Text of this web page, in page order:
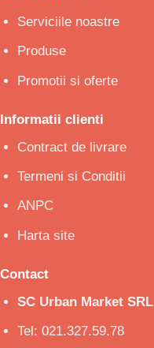
Serviciile noastre
Produse
Promotii si oferte
Informatii clienti
Contract de livrare
Termeni si Conditii
ANPC
Harta site
Contact
SC Urban Market SRL
Tel: 021.327.59.78